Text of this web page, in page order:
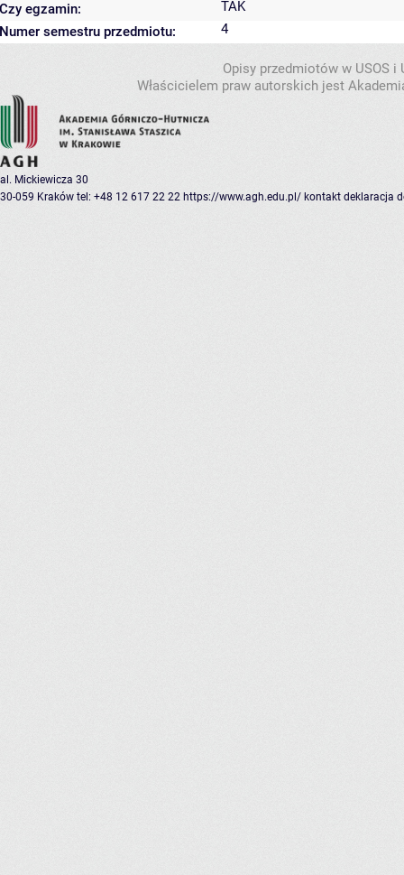
Czy egzamin:
TAK
Numer semestru przedmiotu:
4
Opisy przedmiotów w USOS
Właścicielem praw autorskich jest
al. Mickiewicza 30
30-059 Kraków tel: +48 12 617 22 22 https://www.agh.edu.pl/ kontakt deklaracja